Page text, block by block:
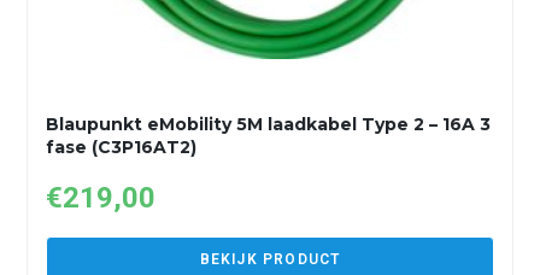
Blaupunkt eMobility 5M laadkabel Type 2 – 16A 3
fase (C3P16AT2)
€219,00
BEKIJK PRODUCT